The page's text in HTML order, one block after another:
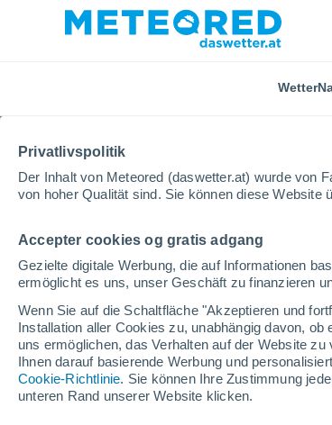
Privatlivspolitik
Der Inhalt von Meteored (daswetter.at) wurde von
von hoher Qualität sind. Sie können diese Website
Accepter cookies og gratis adgang
Gezielte digitale Werbung, die auf Informationen
ermöglicht es uns, unser Geschäft zu finanzieren
Wenn Sie auf die Schaltfläche "Akzeptieren und
Installation aller Cookies zu, unabhängig davon,
uns ermöglichen, das Verhalten auf der Website
Ihnen darauf basierende Werbung und
Cookie-Richtlinie. Sie können Ihre Zustimmung
unteren Rand unserer Website klicken.
Wetter
Home Bermuda
Das Wetter für
Heute, 6. August Tageswetter